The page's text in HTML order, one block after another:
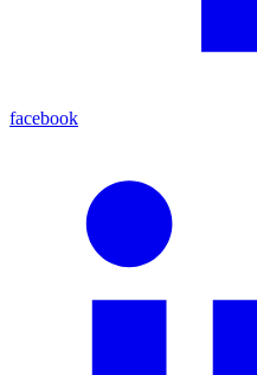
facebook